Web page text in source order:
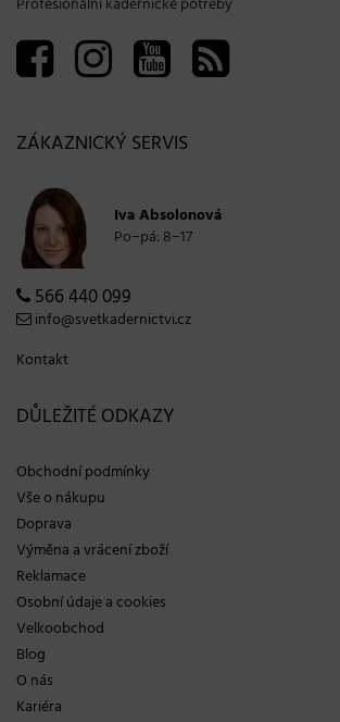
ZÁKAZNICKÝ SERVIS
Iva Absolonová
Po−pá: 8−17
566 440 099
info@svetkadernictvi.cz
Kontakt
DŮLEŽITÉ ODKAZY
Obchodní podmínky
Vše o nákupu
Doprava
Výměna a vrácení zboží
Reklamace
Osobní údaje a cookies
Velkoobchod
Blog
O nás
Kariéra